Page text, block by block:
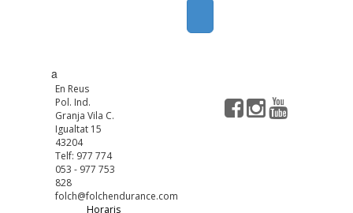
a
En Reus
Pol. Ind.
Granja Vila C.
Igualtat 15
43204
Telf: 977 774
053 - 977 753
828
folch@folchendurance.com
Horaris